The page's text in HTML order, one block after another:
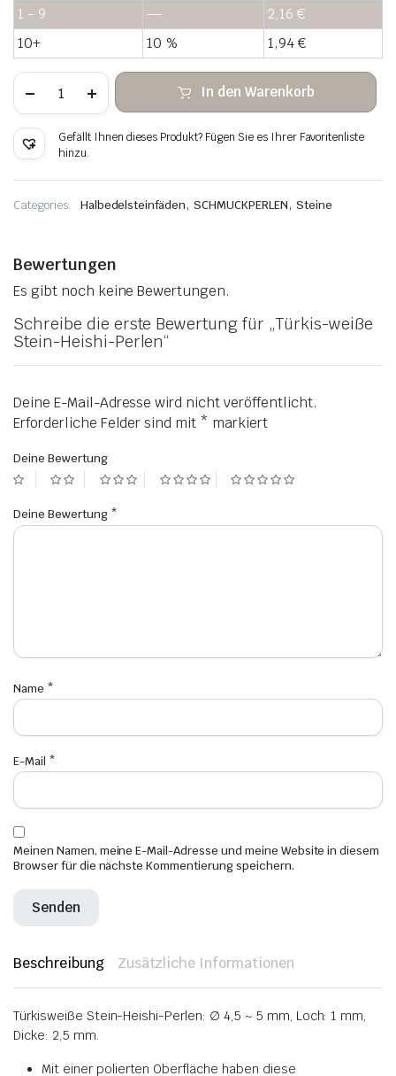
1 - 9
— 2,16 €
10+
10 % 1,94€
weiße
Stein-
Perlen
Menge
In den Warenkorb
Gefällt Ihnen dieses Produkt? Fügen Sie es Ihrer Favoritenliste
hinzu.
Categories: Halbedelsteinfäden,SCHMUCKPERLEN, Steine
Bewertungen
Es gibt noch keine Bewertungen.
Schreibe die erste Bewertung für „Türkis-weiße
Stein-Heishi-Perlen“
Deine E-Mail-Adresse wird nicht veröffentlicht.
Erforderliche Felder sind mit * markiert
Deine Bewertung
Deine Bewertung *
Name *
E-Mail *
Meinen Namen, meine E-Mail-Adresse und meine Website in diesem
Browser für die nächste Kommentierung speichern.
Beschreibung Zusätzliche Informationen
Türkisweiße Stein-Heishi-Perlen: ∅ 4,5 ~ 5 mm, Loch: 1 mm,
Dicke: 2,5 mm.
Mit einer polierten Oberfläche haben diese